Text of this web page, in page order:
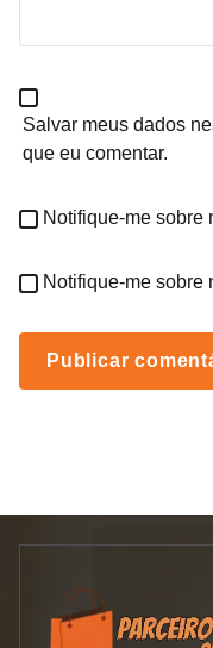
Salvar meus dados
que eu comentar.
Notifique-me sobre
Notifique-me sobre